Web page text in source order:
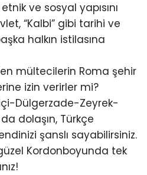
ve sosyal yapısını
“Kalbi” gibi tarihi ve
halkın istilasına
mültecilerin Roma şehir
izin verirler mi?
Dülgerzade-Zeyrek-
dolaşın, Türkçe
şanslı sayabilirsiniz.
Kordonboyunda tek